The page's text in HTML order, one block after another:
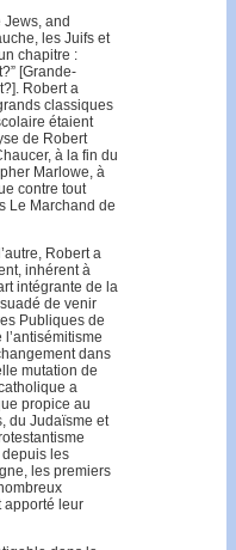
and
les Juifs et
chapitre :
[Grande-
Robert a
classiques
étaient
de Robert
à la fin du
Marlowe, à
contre tout
Le Marchand de
Robert a
inhérent à
intégrante de la
de venir
Publiques de
dans
mutation de
a
propice au
du Judaïsme et
depuis les
les premiers
apporté leur